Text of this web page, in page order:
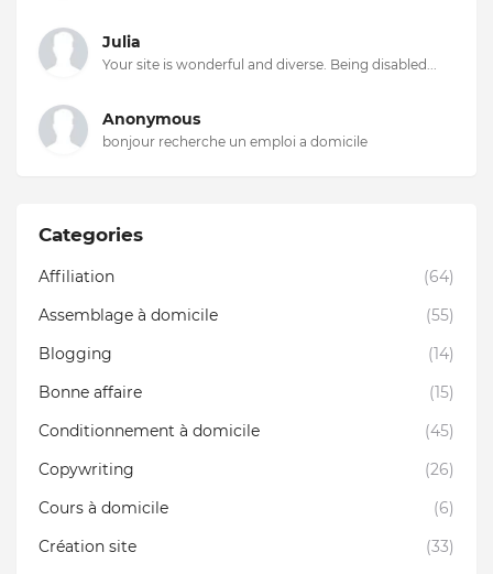
Julia
Your site is wonderful and diverse. Being disabled...
Anonymous
bonjour recherche un emploi a domicile
Categories
Affiliation
(64)
Assemblage à domicile
(55)
Blogging
(14)
Bonne affaire
(15)
Conditionnement à domicile
(45)
Copywriting
(26)
Cours à domicile
(6)
Création site
(33)